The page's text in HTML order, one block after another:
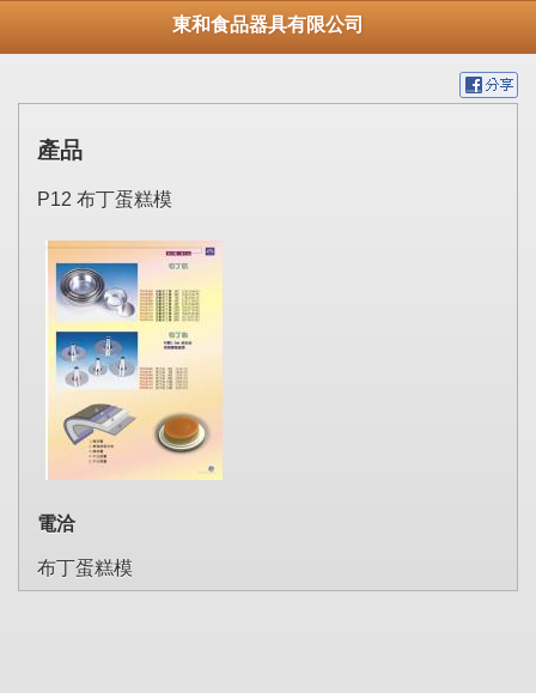
東和食品器具有限公司
產品
P12 布丁蛋糕模
電洽
布丁蛋糕模